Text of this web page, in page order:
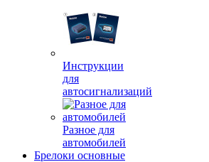
Инструкции
для
автосигнализаций
Разное для
автомобилей
Брелоки основные